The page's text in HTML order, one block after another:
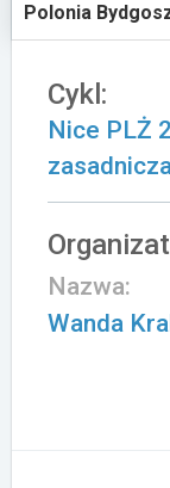
Polonia
Cykl:
Nice PLŻ
Nazwa:
Wanda